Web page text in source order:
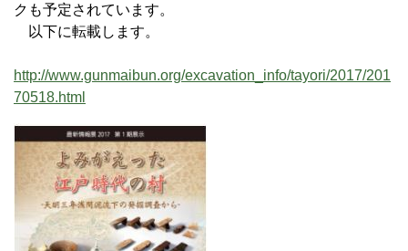
クも予定されています。
以下に転載します。
http://www.gunmaibun.org/excavation_info/tayori/2017/201
70518.html